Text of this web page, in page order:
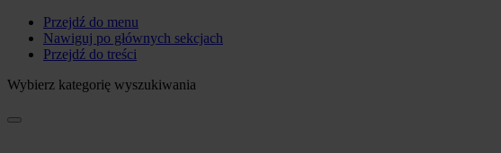
Przejdź do menu
Nawiguj po głównych sekcjach
Przejdź do treści
Wybierz kategorię wyszukiwania